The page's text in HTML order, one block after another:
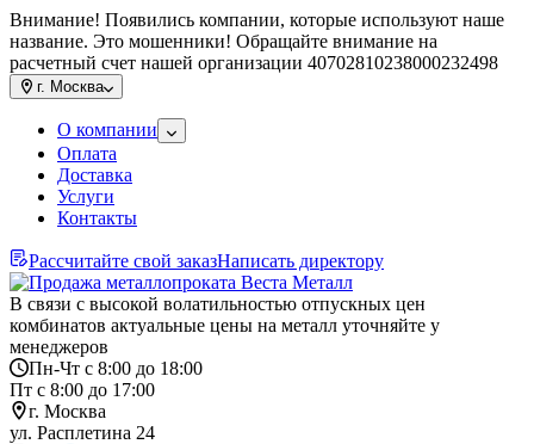
Внимание! Появились компании, которые используют наше
название. Это мошенники! Обращайте внимание на
расчетный счет нашей организации 40702810238000232498
г. Москва
О компании
Оплата
Доставка
Услуги
Контакты
Рассчитайте свой заказНаписать директору
В связи с высокой волатильностью отпускных цен
комбинатов актуальные цены на металл уточняйте у
менеджеров
Пн-Чт с 8:00 до 18:00
Пт с 8:00 до 17:00
г. Москва
ул. Расплетина 24